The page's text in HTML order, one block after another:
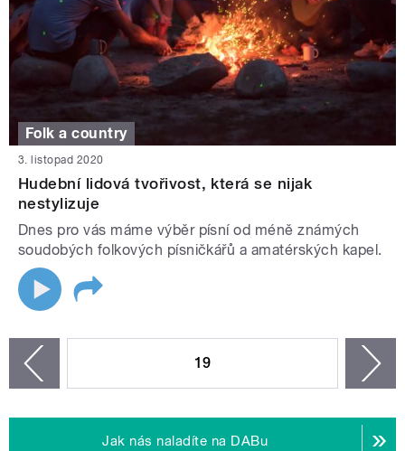
Folk a country
3. listopad 2020
Hudební lidová tvořivost, která se nijak
nestylizuje
Dnes pro vás máme výběr písní od méně známých
soudobých folkových písničkářů a amatérských kapel.
19
Jak nás naladíte na DABu